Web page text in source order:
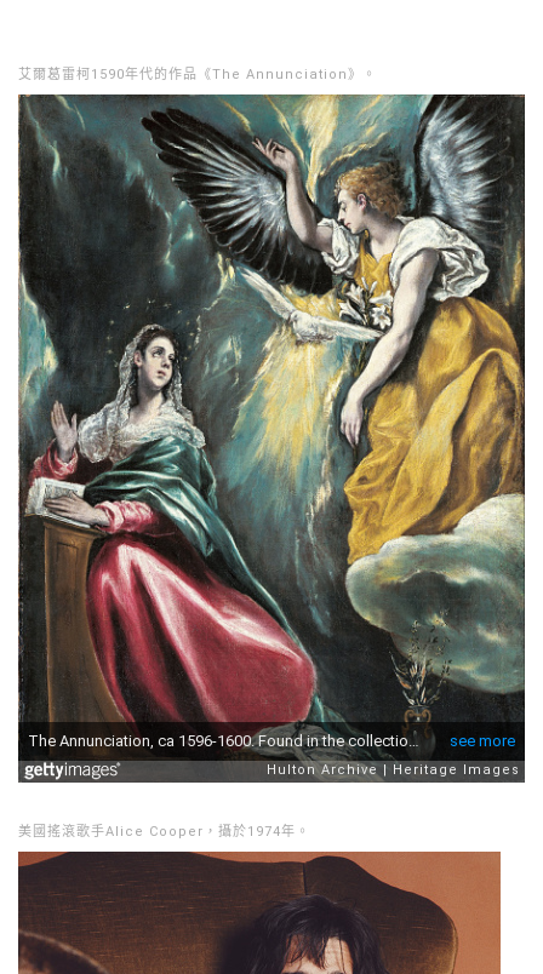
艾爾葛雷柯1590年代的作品《The Annunciation》。
美國搖滾歌手Alice Cooper，攝於1974年。